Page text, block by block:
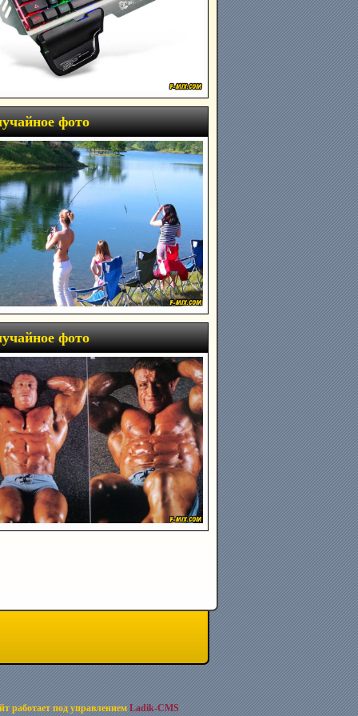
фото
фото
работает под управлениемLadik-CMS